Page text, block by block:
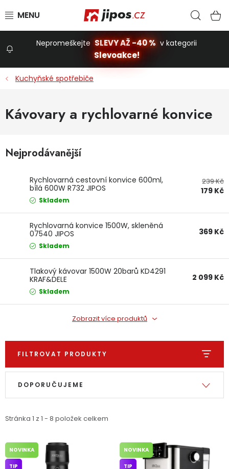
Domácnost
Dětská hřiště
Autodoplňky
Vánoce
Fotovoltaika
Výprodej
Nepromeškejte SLEVY AŽ -40 % v kategorii
Slevoakce!
Kuchyňské spotřebiče
Kávovary a rychlovarné konvice
Nejprodávanější
Rychlovarná cestovní konvice 600ml,
bílá 600W R732 JIPOS
239 Kč
179 Kč
Skladem
Rychlovarná konvice 1500W, skleněná
07540 JIPOS
369 Kč
Skladem
Tlakový kávovar 1500W 20barů KD4291
KRAF&DELE
2 099 Kč
Skladem
Zobrazit více produktů
FILTROVAT PRODUKTY
Výpis produktů
Stránka 1 z 1 - 8 položek celkem
Řazení produktů
DOPORUČUJEME
NOVINKA
TIP
NOVINKA
TIP